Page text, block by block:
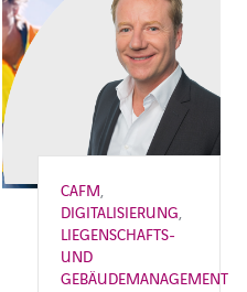
CAFM
DIGITALISIERUNG
LIEGENSCHAFTS-
UND
GEBÄUDEMANAGEMENT